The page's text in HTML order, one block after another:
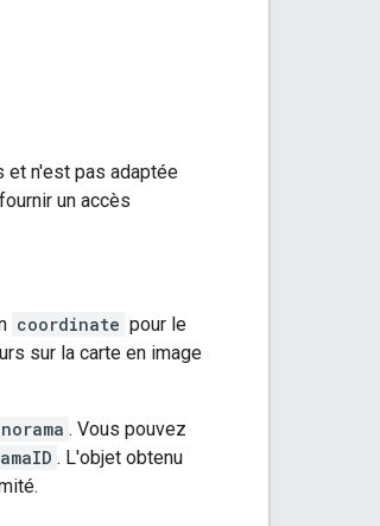
et n'est pas adaptée
un accès
coordinate pour le
sur la carte en image
. Vous pouvez
. L'objet obtenu